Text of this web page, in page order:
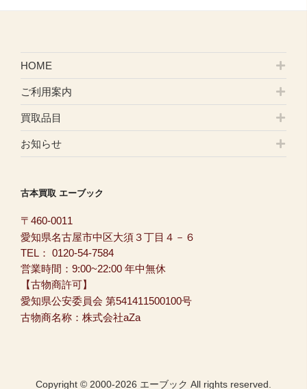
HOME
ご利用案内
買取品目
お知らせ
古本買取 エーブック
〒460-0011
愛知県名古屋市中区大須３丁目４－６
TEL： 0120-54-7584
営業時間：9:00~22:00 年中無休
【古物商許可】
愛知県公安委員会 第541411500100号
古物商名称：株式会社aZa
Copyright © 2000-2026 エーブック All rights reserved.